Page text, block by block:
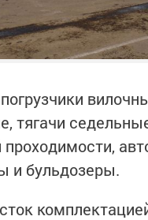
тягачи
и бульдозеры.